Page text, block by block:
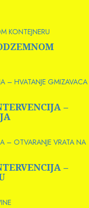
– HVATANJE GMIZAVACA
–
– OTVARANJE VRATA NA
–